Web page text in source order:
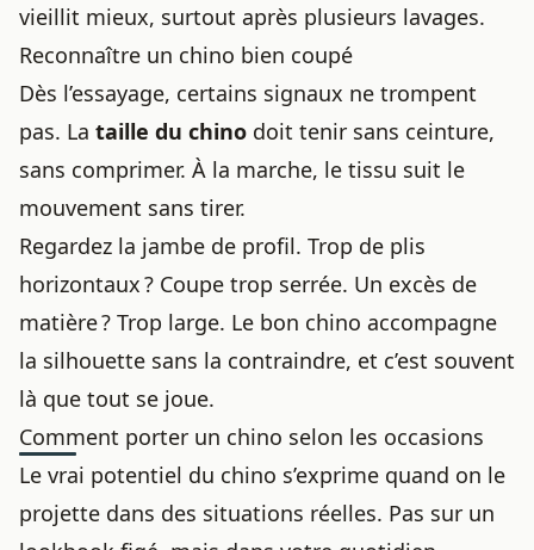
vieillit mieux, surtout après plusieurs lavages.
Reconnaître un chino bien coupé
Dès l’essayage, certains signaux ne trompent
pas. La taille du chino doit tenir sans ceinture,
sans comprimer. À la marche, le tissu suit le
mouvement sans tirer.
Regardez la jambe de profil. Trop de plis
horizontaux ? Coupe trop serrée. Un excès de
matière ? Trop large. Le bon chino accompagne
la silhouette sans la contraindre, et c’est souvent
là que tout se joue.
Comment porter un chino selon les occasions
Le vrai potentiel du chino s’exprime quand on le
projette dans des situations réelles. Pas sur un